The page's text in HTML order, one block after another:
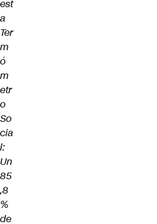
est
a
Ter
m
ó
m
etr
o
So
cia
l:
Un
85
,8
%
de